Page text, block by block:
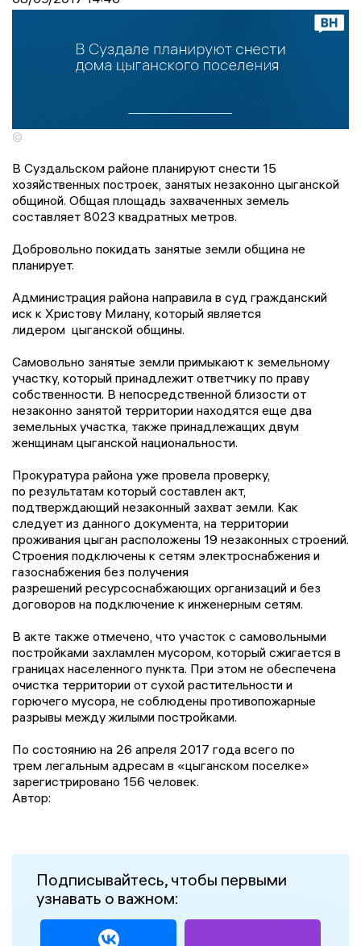
©
В Суздальском районе планируют снести 15
хозяйственных построек, занятых незаконно цыганской
общиной. Общая площадь захваченных земель
составляет 8023 квадратных метров.
Добровольно покидать занятые земли община не
планирует.
Администрация района направила в суд гражданский
иск к Христову Милану, который является
лидером цыганской общины.
Самовольно занятые земли примыкают к земельному
участку, который принадлежит ответчику по праву
собственности. В непосредственной близости от
незаконно занятой территории находятся еще два
земельных участка, также принадлежащих двум
женщинам цыганской национальности.
Прокуратура района уже провела проверку,
по результатам который составлен акт,
подтверждающий незаконный захват земли. Как
следует из данного документа, на территории
проживания цыган расположены 19 незаконных строений.
Строения подключены к сетям электроснабжения и
газоснабжения без получения
разрешений ресурсоснабжающих организаций и без
договоров на подключение к инженерным сетям.
В акте также отмечено, что участок с самовольными
постройками захламлен мусором, который сжигается в
границах населенного пункта. При этом не обеспечена
очистка территории от сухой растительности и
горючего мусора, не соблюдены противопожарные
разрывы между жилыми постройками.
По состоянию на 26 апреля 2017 года всего по
трем легальным адресам в «цыганском поселке»
зарегистрировано 156 человек.
Автор:
Подписывайтесь, чтобы первыми
узнавать о важном: